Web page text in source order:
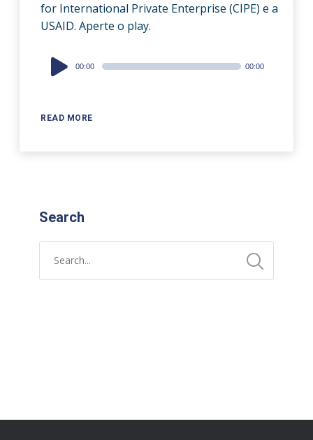
for International Private Enterprise (CIPE) e a
USAID. Aperte o play.
READ MORE
Audio
Player
00:00 00:00
Search